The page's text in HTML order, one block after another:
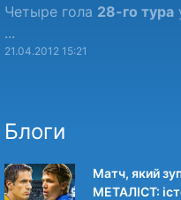
Четыре гола 28-го тура
...
21.04.2012 15:21
Блоги
Матч, який
МЕТАЛІСТ: